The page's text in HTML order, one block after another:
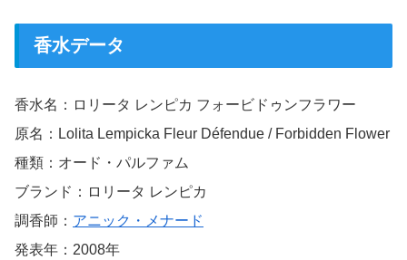
香水データ
香水名：ロリータ レンピカ フォービドゥンフラワー
原名：Lolita Lempicka Fleur Défendue / Forbidden Flower
種類：オード・パルファム
ブランド：ロリータ レンピカ
調香師： アニック・メナード
発表年：2008年